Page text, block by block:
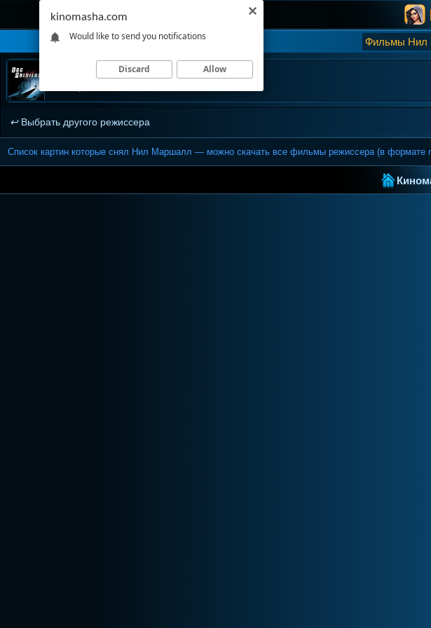
Фильмы Нил
Псы-воины
Выбрать другого режиссера
Список картин которые снял Нил Маршалл — можно скачать все фильмы режиссера (в формате
kinomasha.com
Would like to send you notifications
Discard Allow